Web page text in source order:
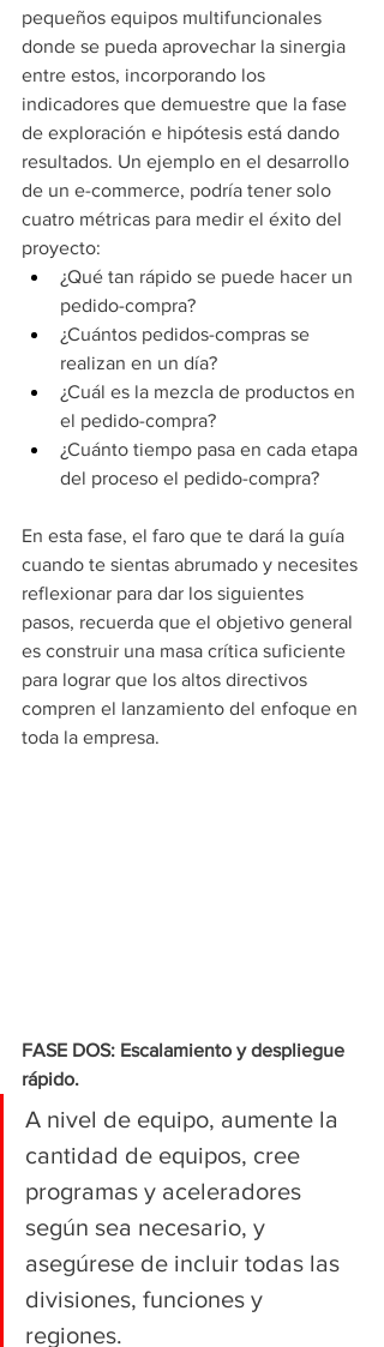
pequeños equipos multifuncionales
donde se pueda aprovechar la sinergia
entre estos, incorporando los
indicadores que demuestre que la fase
de exploración e hipótesis está dando
resultados. Un ejemplo en el desarrollo
de un e-commerce, podría tener solo
cuatro métricas para medir el éxito del
proyecto:
¿Qué tan rápido se puede hacer un
pedido-compra?
¿Cuántos pedidos-compras se
realizan en un día?
¿Cuál es la mezcla de productos en
el pedido-compra?
¿Cuánto tiempo pasa en cada etapa
del proceso el pedido-compra?
En esta fase, el faro que te dará la guía
cuando te sientas abrumado y necesites
reflexionar para dar los siguientes
pasos, recuerda que el objetivo general
es construir una masa crítica suficiente
para lograr que los altos directivos
compren el lanzamiento del enfoque en
toda la empresa.
FASE DOS: Escalamiento y despliegue
rápido.
A nivel de equipo, aumente la
cantidad de equipos, cree
programas y aceleradores
según sea necesario, y
asegúrese de incluir todas las
divisiones, funciones y
regiones.